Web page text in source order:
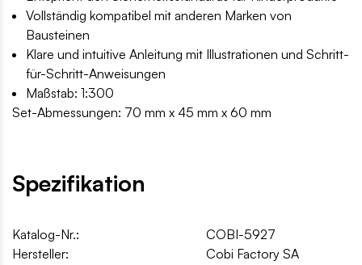
Vollständig kompatibel mit anderen Marken von
Bausteinen
Klare und intuitive Anleitung mit Illustrationen und Schritt-
für-Schritt-Anweisungen
Maßstab: 1:300
Set-Abmessungen: 70 mm x 45 mm x 60 mm
Spezifikation
Katalog-Nr.:
COBI-5927
Hersteller:
Cobi Factory SA